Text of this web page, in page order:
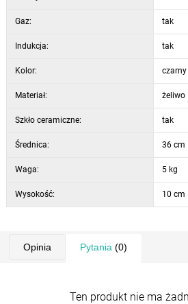
Gaz: tak
Indukcja: tak
Kolor: czarny
Materiał: żeliwo
Szkło ceramiczne: tak
Średnica: 36 cm
Waga: 5 kg
Wysokość: 10 cm
Opinia Pytania (0)
Ten produkt nie ma